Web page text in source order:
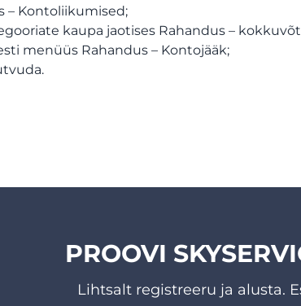
– Kontoliikumised;
kaupa jaotises Rahandus –
menüüs Rahandus – Kontojääk;
PROOVI
Lihtsalt registreeru ja alusta.